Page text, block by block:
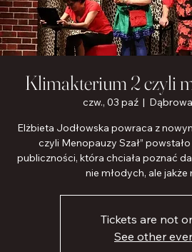
Klimakterium 2 czyli
czw., 03 paź
  |
Elżbieta Jodłowska powraca z
czyli Menopauzy Szał”
publiczności, która chciała poznać
nie młodych, ale jakże
Tickets are not
See other